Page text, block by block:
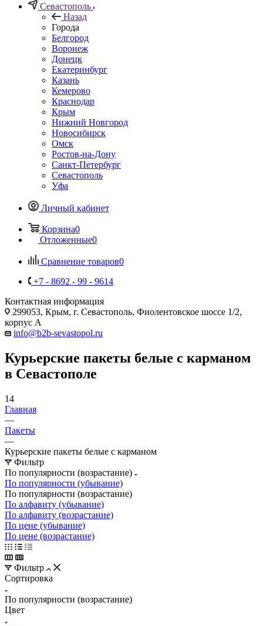
Севастополь
Назад
Города
Белгород
Воронеж
Донецк
Екатеринбург
Казань
Кемерово
Краснодар
Крым
Нижний Новгород
Новосибирск
Омск
Ростов-на-Дону
Санкт-Петербург
Севастополь
Уфа
Личный кабинет
Корзина0
Отложенные0
Сравнение товаров0
+7 - 8692 - 99 - 9614
Контактная информация
299053, Крым, г. Севастополь, Фиолентовское шоссе 1/2,
корпус А
info@b2b-sevastopol.ru
Курьерские пакеты белые с карманом
в Севастополе
14
Главная
—
Пакеты
—
Курьерские пакеты белые с карманом
Фильтр
По популярности (возрастание)
По популярности (убывание)
По популярности (возрастание)
По алфавиту (убывание)
По алфавиту (возрастание)
По цене (убывание)
По цене (возрастание)
Фильтр
Сортировка
По популярности (возрастание)
Цвет